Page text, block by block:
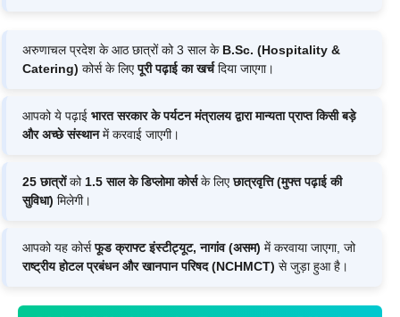
अरुणाचल प्रदेश के आठ छात्रों को 3 साल के B.Sc. (Hospitality &
Catering) कोर्स के लिएपूरी पढ़ाई का खर्चदिया जाएगा।
आपको ये पढ़ाई भारत सरकार के पर्यटन मंत्रालय द्वारा मान्यता प्राप्त किसी बड़े
और अच्छे संस्थानमें करवाई जाएगी।
25 छात्रोंको 1.5 साल के डिप्लोमा कोर्सके लिएछात्रवृत्ति (मुफ्त पढ़ाई की
सुविधा) मिलेगी।
आपको यह कोर्सफूड क्राफ्ट इंस्टीट्यूट, नागांव (असम) में करवाया जाएगा, जो
राष्ट्रीय होटल प्रबंधन और खानपान परिषद (NCHMCT) से जुड़ा हुआ है।